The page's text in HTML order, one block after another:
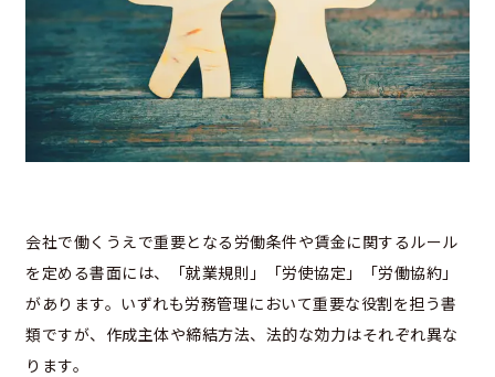
会社で働くうえで重要となる労働条件や賃金に関するルール
を定める書面には、「就業規則」「労使協定」「労働協約」
があります。いずれも労務管理において重要な役割を担う書
類ですが、作成主体や締結方法、法的な効力はそれぞれ異な
ります。